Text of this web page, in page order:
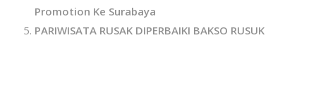
Promotion Ke Surabaya
PARIWISATA RUSAK DIPERBAIKI BAKSO RUSUK